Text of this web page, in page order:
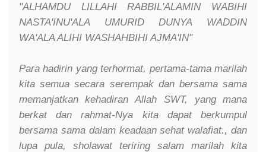
"ALHAMDU LILLAHI RABBIL'ALAMIN WABIHI
NASTA'INU'ALA UMURID DUNYA WADDIN
WA'ALA ALIHI WASHAHBIHI AJMA'IN"
Para hadirin yang terhormat, pertama-tama marilah
kita semua secara serempak dan bersama sama
memanjatkan kehadiran Allah SWT, yang mana
berkat dan rahmat-Nya kita dapat berkumpul
bersama sama dalam keadaan sehat walafiat., dan
lupa pula, sholawat teriring salam marilah kita